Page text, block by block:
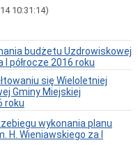
10:31:14)
budżetu Uzdrowiskowej
półrocze 2016 roku
się Wieloletniej
Gminy Miejskiej
roku
wykonania planu
Wieniawskiego za I